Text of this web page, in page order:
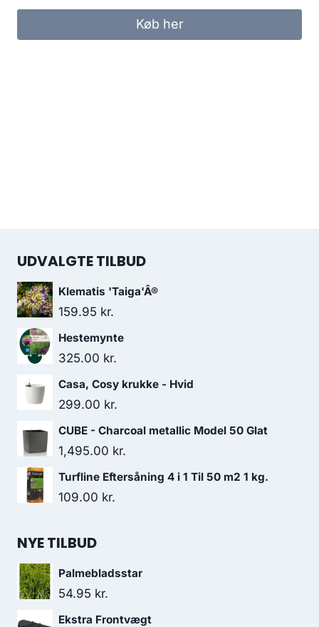
Køb her
UDVALGTE TILBUD
Klematis 'Taiga'Â®
159.95 kr.
Hestemynte
325.00 kr.
Casa, Cosy krukke - Hvid
299.00 kr.
CUBE - Charcoal metallic Model 50 Glat
1,495.00 kr.
Turfline Eftersåning 4 i 1 Til 50 m2 1 kg.
109.00 kr.
NYE TILBUD
Palmebladsstar
54.95 kr.
Ekstra Frontvægt